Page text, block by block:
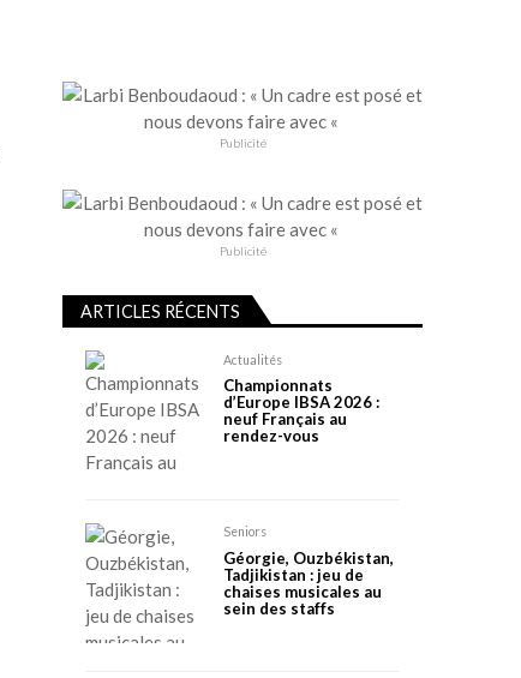
Publicité
Publicité
ARTICLES RÉCENTS
Actualités
Championnats
d’Europe IBSA 2026 :
neuf Français au
rendez-vous
Seniors
Géorgie, Ouzbékistan,
Tadjikistan : jeu de
chaises musicales au
sein des staffs